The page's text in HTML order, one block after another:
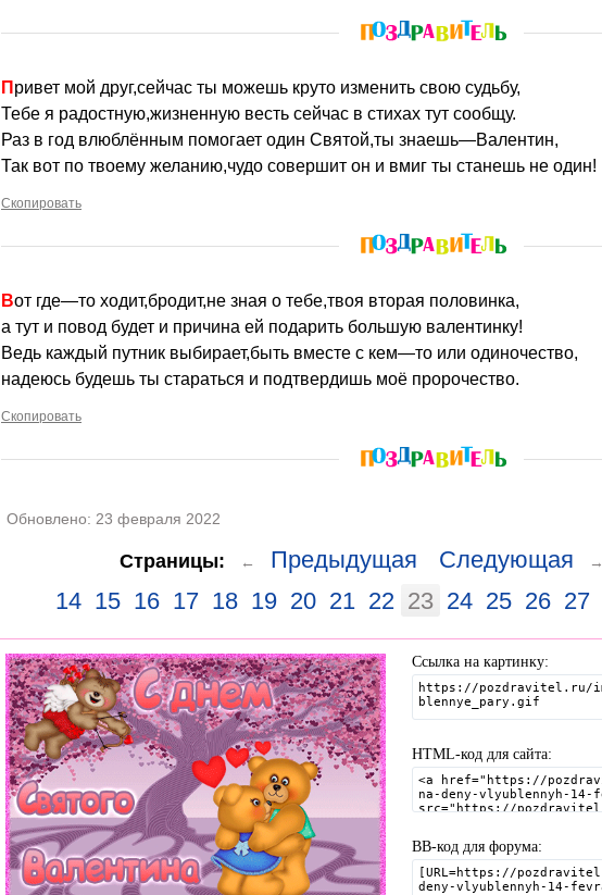
Привет мой друг,сейчас ты можешь круто изменить свою судьбу,
Тебе я радостную,жизненную весть сейчас в стихах тут сообщу.
Раз в год влюблённым помогает один Святой,ты знаешь—Валентин,
Так вот по твоему желанию,чудо совершит он и вмиг ты станешь не один!
Скопировать
Вот где—то ходит,бродит,не зная о тебе,твоя вторая половинка,
а тут и повод будет и причина ей подарить большую валентинку!
Ведь каждый путник выбирает,быть вместе с кем—то или одиночество,
надеюсь будешь ты стараться и подтвердишь моё пророчество.
Скопировать
Обновлено: 23 февраля 2022
Страницы: ← Предыдущая Следующая →
14 15 16 17 18 19 20 21 22 23 24 25 26 27
Ссылка на картинку:
HTML-код для сайта:
BB-код для форума: